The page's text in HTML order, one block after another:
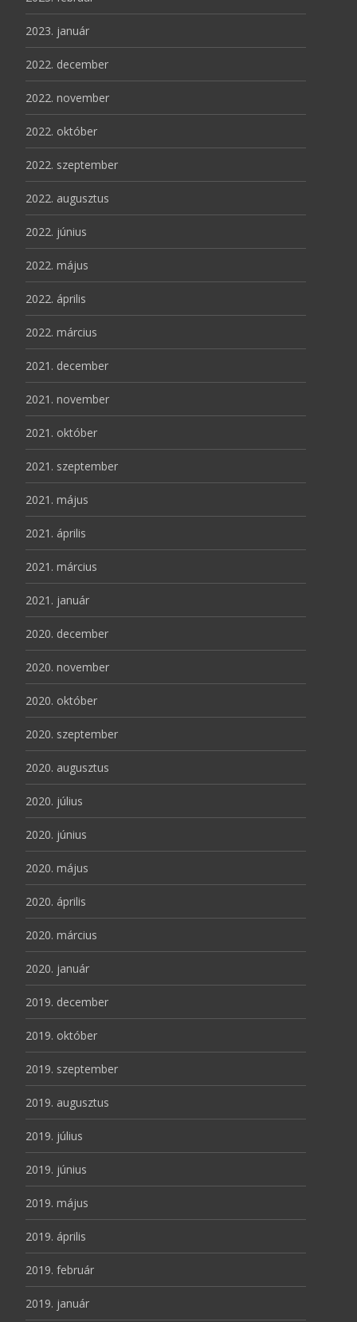
2023. január
2022. december
2022. november
2022. október
2022. szeptember
2022. augusztus
2022. június
2022. május
2022. április
2022. március
2021. december
2021. november
2021. október
2021. szeptember
2021. május
2021. április
2021. március
2021. január
2020. december
2020. november
2020. október
2020. szeptember
2020. augusztus
2020. július
2020. június
2020. május
2020. április
2020. március
2020. január
2019. december
2019. október
2019. szeptember
2019. augusztus
2019. július
2019. június
2019. május
2019. április
2019. február
2019. január